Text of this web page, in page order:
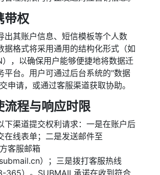
带权
出其账户信息、短信模板等个人数
据格式将采用通用的结构化形式（如
），以确保用户能够便捷地将数据迁
平台。用户可通过后台系统的"数据
申请，或通过客服渠道获取协助。
流程与响应时限
下渠道提交权利请求：一是在账户后
在线表单；二是发送邮件至
客服邮箱
）；三是拨打客服热线
365）。SUBMAIL承诺在收到符合